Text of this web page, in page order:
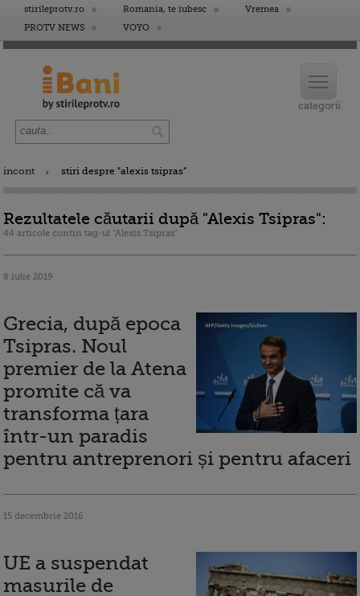
stirileprotv.ro Romania, te iubesc
Vremea
PROTV NEWS
VOYO
incont stiri despre "alexis tsipras"
Rezultatele căutarii după "Alexis Tsipras":
44 articole contin tag-ul "Alexis Tsipras"
8 iulie 2019
Grecia, după epoca
Tsipras. Noul
premier de la Atena
promite că va
transforma țara
într-un paradis
pentru antreprenori și pentru afaceri
15 decembrie 2016
UE a suspendat
masurile de